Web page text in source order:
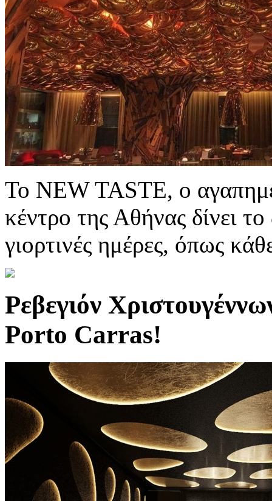
Το NEW TASTE, ο
κέντρο της Αθήνας δίνει
γιορτινές ημέρες, όπως
Ρεβεγιόν
Porto Carras!